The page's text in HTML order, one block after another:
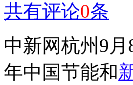
共有评论0条
中新网杭州9
年中国节能和